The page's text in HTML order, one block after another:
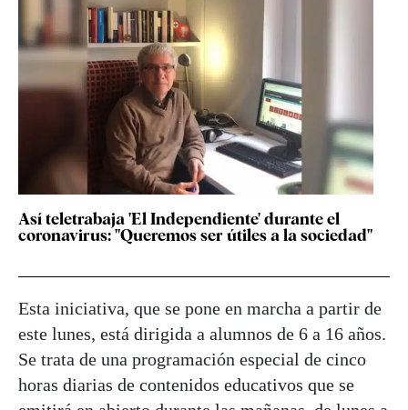
Así teletrabaja 'El Independiente' durante el
coronavirus: "Queremos ser útiles a la sociedad"
Esta iniciativa, que se pone en marcha a partir de
este lunes, está dirigida a alumnos de 6 a 16 años.
Se trata de una programación especial de cinco
horas diarias de contenidos educativos que se